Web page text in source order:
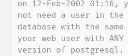
on 12-Feb-2002 01:16,
not need a user in the
database with the same
your web user with ANY
version of postgresql.